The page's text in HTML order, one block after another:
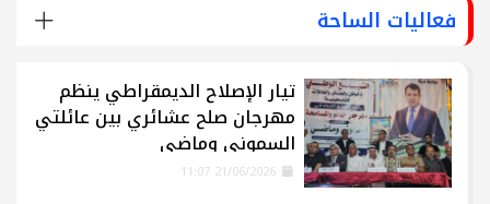
فعاليات الساحة
تيار الإصلاح الديمقراطي ينظم
مهرجان صلح عشائري بين عائلتي
السموني وماضي